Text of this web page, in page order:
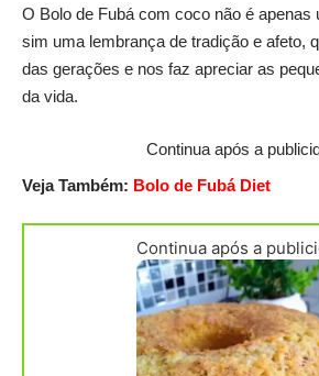
O Bolo de Fubá com coco não é apenas
sim uma lembrança de tradição e afeto,
das gerações e nos faz apreciar as
da vida.
Continua após a
Veja Também: Bolo de Fubá Diet
Continua após a